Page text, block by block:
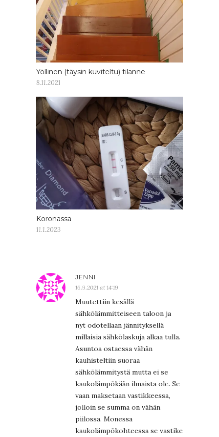
Yöllinen (täysin kuviteltu) tilanne
8.11.2021
Koronassa
11.1.2023
JENNI
16.9.2021 at 14:19
Muutettiin kesällä
sähkölämmitteiseen taloon ja
nyt odotellaan jännityksellä
millaisia sähkölaskuja alkaa tulla.
Asuntoa ostaessa vähän
kauhisteltiin suoraa
sähkölämmitystä mutta ei se
kaukolämpökään ilmaista ole. Se
vaan maksetaan vastikkeessa,
jolloin se summa on vähän
piilossa. Monessa
kaukolämpökohteessa se vastike